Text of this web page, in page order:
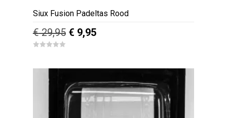
Siux Fusion Padeltas Rood
€29,95 Oorspronkelijke
€ 29,95.
€ 9,95Huidige
€ 9,95.